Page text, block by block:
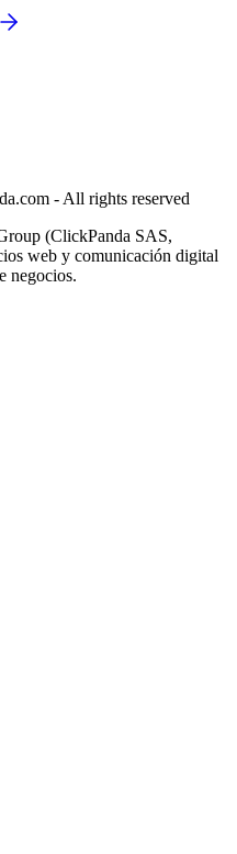
- All rights reserved
(ClickPanda SAS,
web y comunicación digital
negocios.